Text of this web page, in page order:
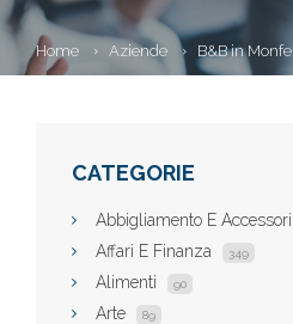
Home Aziende B&B in
CATEGORIE
Abbigliamento E Accessori
Affari E Finanza 349
Alimenti 90
Arte 89